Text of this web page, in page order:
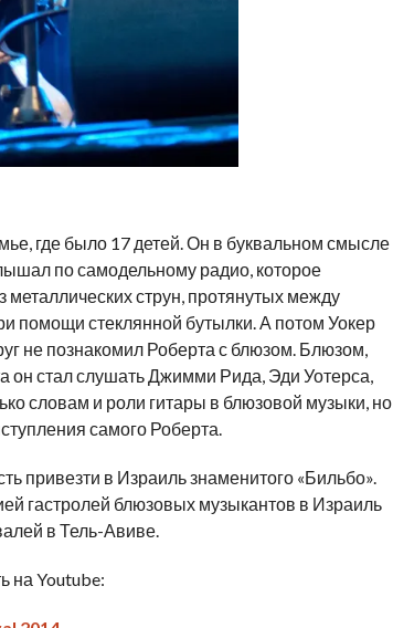
где было 17 детей. Он в буквальном смысле
по самодельному радио, которое
металлических струн, протянутых между
помощи стеклянной бутылки. А потом Уокер
не познакомил Роберта с блюзом. Блюзом,
он стал слушать Джимми Рида, Эди Уотерса,
словам и роли гитары в блюзовой музыки, но
самого Роберта.
привезти в Израиль знаменитого «Бильбо».
гастролей блюзовых музыкантов в Израиль
в Тель-Авиве.
на Youtube: